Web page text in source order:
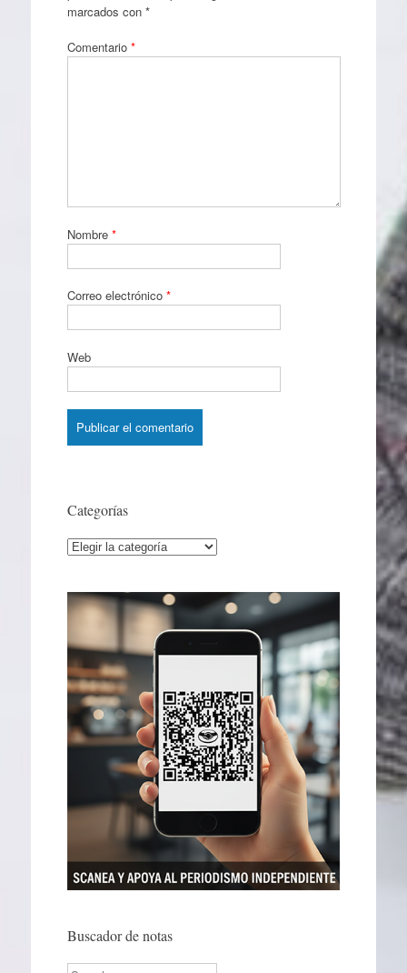
marcados con *
Comentario *
Nombre *
Correo electrónico *
Web
Categorías
Categorías
Buscador de notas